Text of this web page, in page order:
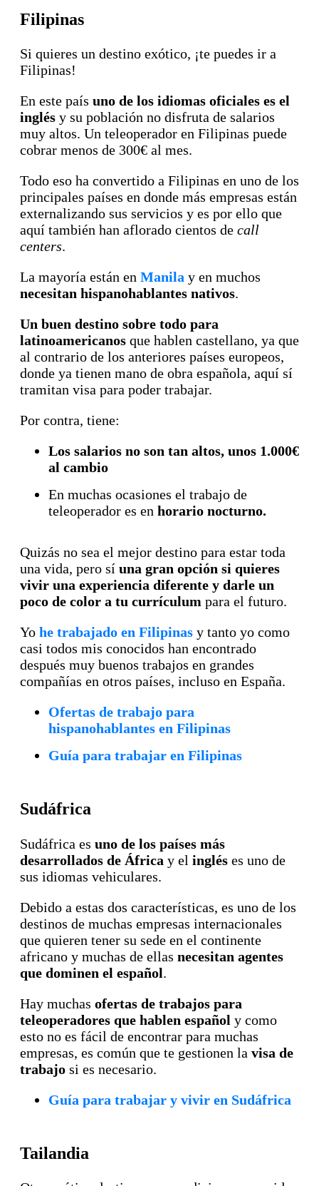
Filipinas
Si quieres un destino exótico, ¡te puedes ir a
Filipinas!
En este país uno de los idiomas oficiales es el
inglés y su población no disfruta de salarios
muy altos. Un teleoperador en Filipinas puede
cobrar menos de 300€ al mes.
Todo eso ha convertido a Filipinas en uno de los
principales países en donde más empresas están
externalizando sus servicios y es por ello que
aquí también han aflorado cientos de call
centers.
La mayoría están en Manila y en muchos
necesitan hispanohablantes nativos.
Un buen destino sobre todo para
latinoamericanos que hablen castellano, ya que
al contrario de los anteriores países europeos,
donde ya tienen mano de obra española, aquí sí
tramitan visa para poder trabajar.
Por contra, tiene:
Los salarios no son tan altos, unos 1.000€
al cambio
En muchas ocasiones el trabajo de
teleoperador es en horario nocturno.
Quizás no sea el mejor destino para estar toda
una vida, pero sí una gran opción si quieres
vivir una experiencia diferente y darle un
poco de color a tu currículum para el futuro.
Yo he trabajado en Filipinas y tanto yo como
casi todos mis conocidos han encontrado
después muy buenos trabajos en grandes
compañías en otros países, incluso en España.
Ofertas de trabajo para
hispanohablantes en Filipinas
Guía para trabajar en Filipinas
Sudáfrica
Sudáfrica es uno de los países más
desarrollados de África y el inglés es uno de
sus idiomas vehiculares.
Debido a estas dos características, es uno de los
destinos de muchas empresas internacionales
que quieren tener su sede en el continente
africano y muchas de ellas necesitan agentes
que dominen el español.
Hay muchas ofertas de trabajos para
teleoperadores que hablen español y como
esto no es fácil de encontrar para muchas
empresas, es común que te gestionen la visa de
trabajo si es necesario.
Guía para trabajar y vivir en Sudáfrica
Tailandia